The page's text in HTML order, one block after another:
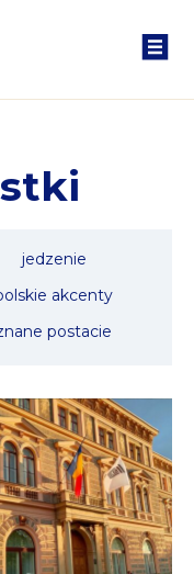
jedzenie
akcenty
postacie